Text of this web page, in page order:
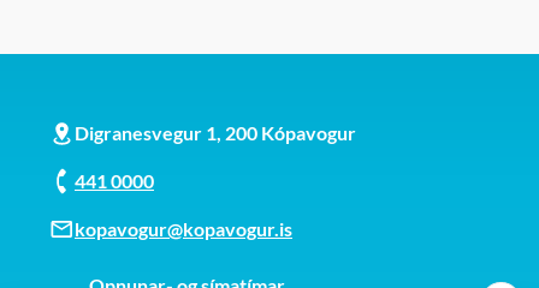
Digranesvegur 1, 200 Kópavogur
441 0000
kopavogur@kopavogur.is